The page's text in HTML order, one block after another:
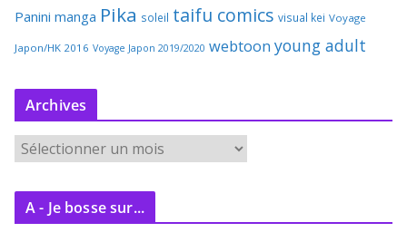
Panini manga Pika soleil taifu comics visual kei Voyage
Japon/HK 2016 Voyage Japon 2019/2020 webtoon young adult
Archives
r
c
A - Je bosse sur...